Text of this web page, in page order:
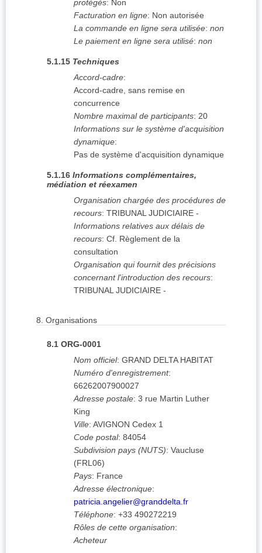
protégés: Non
Facturation en ligne: Non autorisée
La commande en ligne sera utilisée: non
Le paiement en ligne sera utilisé: non
5.1.15 Techniques
Accord-cadre:
Accord-cadre, sans remise en
concurrence
Nombre maximal de participants: 20
Informations sur le système d'acquisition
dynamique:
Pas de système d'acquisition dynamique
5.1.16 Informations complémentaires,
médiation et réexamen
Organisation chargée des procédures de
recours: TRIBUNAL JUDICIAIRE -
Informations relatives aux délais de
recours: Cf. Règlement de la
consultation
Organisation qui fournit des précisions
concernant l'introduction des recours:
TRIBUNAL JUDICIAIRE -
8. Organisations
8.1 ORG-0001
Nom officiel: GRAND DELTA HABITAT
Numéro d'enregistrement:
66262007900027
Adresse postale: 3 rue Martin Luther
King
Ville: AVIGNON Cedex 1
Code postal: 84054
Subdivision pays (NUTS): Vaucluse
(FRL06)
Pays: France
Adresse électronique:
patricia.angelier@granddelta.fr
Téléphone: +33 490272219
Rôles de cette organisation:
Acheteur